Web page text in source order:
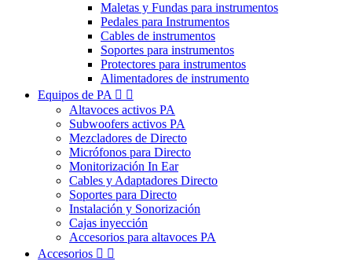
Maletas y Fundas para instrumentos
Pedales para Instrumentos
Cables de instrumentos
Soportes para instrumentos
Protectores para instrumentos
Alimentadores de instrumento
Equipos de PA  
Altavoces activos PA
Subwoofers activos PA
Mezcladores de Directo
Micrófonos para Directo
Monitorización In Ear
Cables y Adaptadores Directo
Soportes para Directo
Instalación y Sonorización
Cajas inyección
Accesorios para altavoces PA
Accesorios  